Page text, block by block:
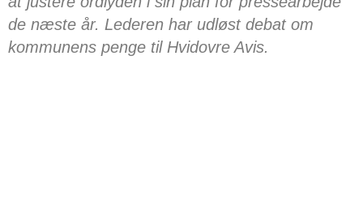
de næste år. Lederen har udløst debat om
kommunens penge til Hvidovre Avis.